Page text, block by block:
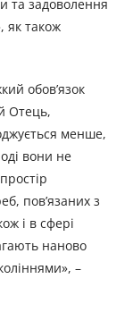
та задоволення
як також
обов’язок
Отець,
менше,
вони не
пов’язаних з
і в сфері
наново
–